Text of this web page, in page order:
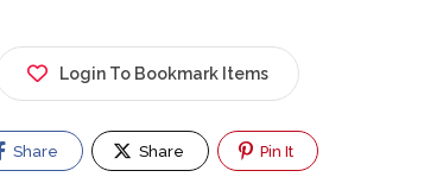
Login To Bookmark Items
Share Share Pin It